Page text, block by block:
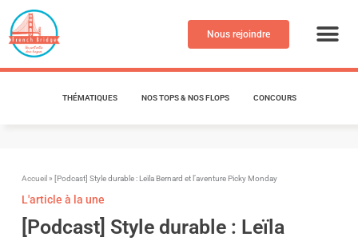
Aller
au
contenu
Nous rejoindre
THÉMATIQUES NOS TOPS & NOS FLOPS CONCOURS
Accueil » [Podcast] Style durable : Leïla Bernard et l’aventure Picky Monday
L'article à la une
[Podcast] Style durable : Leïla